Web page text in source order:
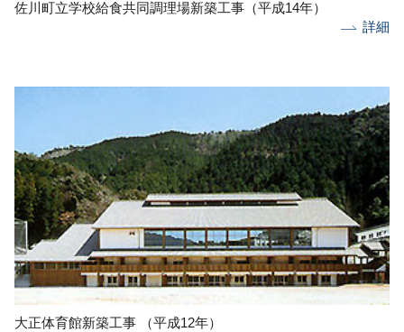
佐川町立学校給食共同調理場新築工事（平成14年）
詳細
大正体育館新築工事 （平成12年）